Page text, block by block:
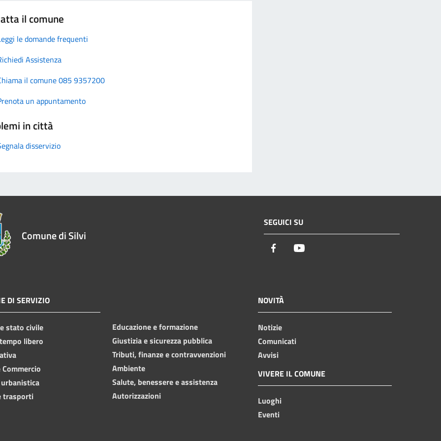
il comune
le domande frequenti
Assistenza
il comune 085 9357200
un appuntamento
in città
disservizio
Comune di Silvi
SEGUICI SU
Facebook
DI SERVIZIO
stato civile
libero
trasporti
Educazione e formazione
Giustizia e sicurezza pubblica
Tributi, finanze e contravvenzioni
Ambiente
Salute, benessere e assistenza
Autorizzazioni
NOVITÀ
Notizie
Comunicati
Avvisi
VIVERE IL COMUNE
Luoghi
Eventi